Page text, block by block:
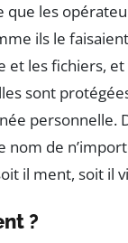
que les
ils le
et les fichiers,
sont
personnelle.
nom de
il ment, soit il
?